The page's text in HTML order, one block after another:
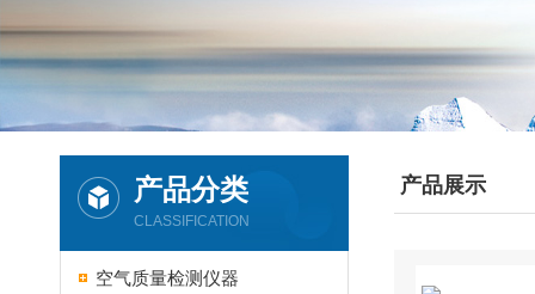
产品分类
CLASSIFICATION
空气质量检测仪器
产品展示